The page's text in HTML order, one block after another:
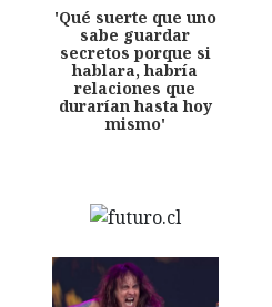
'Qué suerte que uno
sabe guardar
secretos porque si
hablara, habría
relaciones que
durarían hasta hoy
mismo'